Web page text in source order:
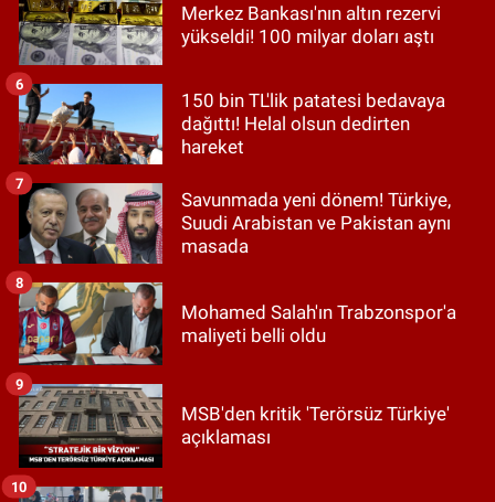
Merkez Bankası'nın altın rezervi
yükseldi! 100 milyar doları aştı
150 bin TL'lik patatesi bedavaya
dağıttı! Helal olsun dedirten
hareket
6
Savunmada yeni dönem! Türkiye,
Suudi Arabistan ve Pakistan aynı
masada
7
Mohamed Salah'ın Trabzonspor'a
maliyeti belli oldu
8
MSB'den kritik 'Terörsüz Türkiye'
açıklaması
9
10